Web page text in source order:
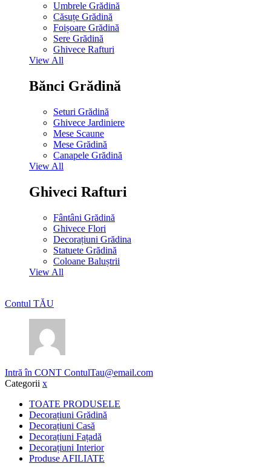
Umbrele Grădină
Căsuțe Grădină
Foișoare Grădină
Sere Grădină
Ghivece Rafturi
View All
Bănci Grădină
Seturi Grădină
Ghivece Jardiniere
Mese Scaune
Mese Grădină
Canapele Grădină
View All
Ghiveci Rafturi
Fântâni Grădină
Ghivece Flori
Decorațiuni Grădina
Statuete Grădină
Coloane Baluștrii
View All
Contul TĂU
Intră în CONT ContulTau@email.com
Categorii x
TOATE PRODUSELE
Decorațiuni Grădină
Decorațiuni Casă
Decorațiuni Fațadă
Decorațiuni Interior
Produse AFILIATE